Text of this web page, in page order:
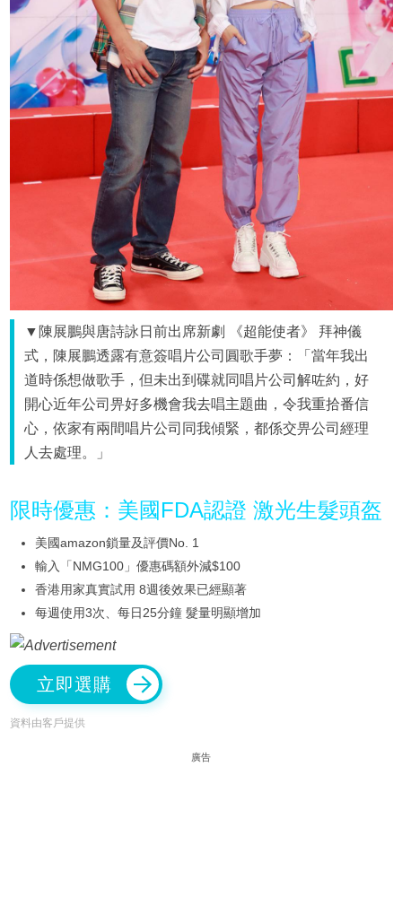
▼陳展鵬與唐詩詠日前出席新劇 《超能使者》 拜神儀
式，陳展鵬透露有意簽唱片公司圓歌手夢：「當年我出
道時係想做歌手，但未出到碟就同唱片公司解咗約，好
開心近年公司畀好多機會我去唱主題曲，令我重拾番信
心，依家有兩間唱片公司同我傾緊，都係交畀公司經理
人去處理。」
限時優惠：美國FDA認證 激光生髮頭盔
美國amazon鎖量及評價No. 1
輸入「NMG100」優惠碼額外減$100
香港用家真實試用 8週後效果已經顯著
每週使用3次、每日25分鐘 髮量明顯增加
立即選購
資料由客戶提供
廣告